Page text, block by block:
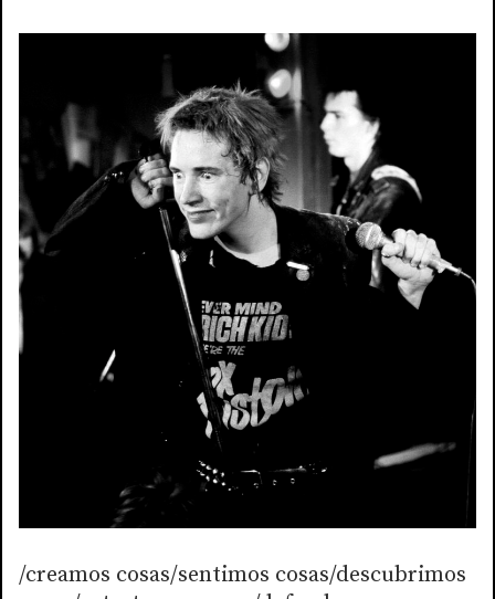
/creamos cosas/sentimos cosas/descubrimos